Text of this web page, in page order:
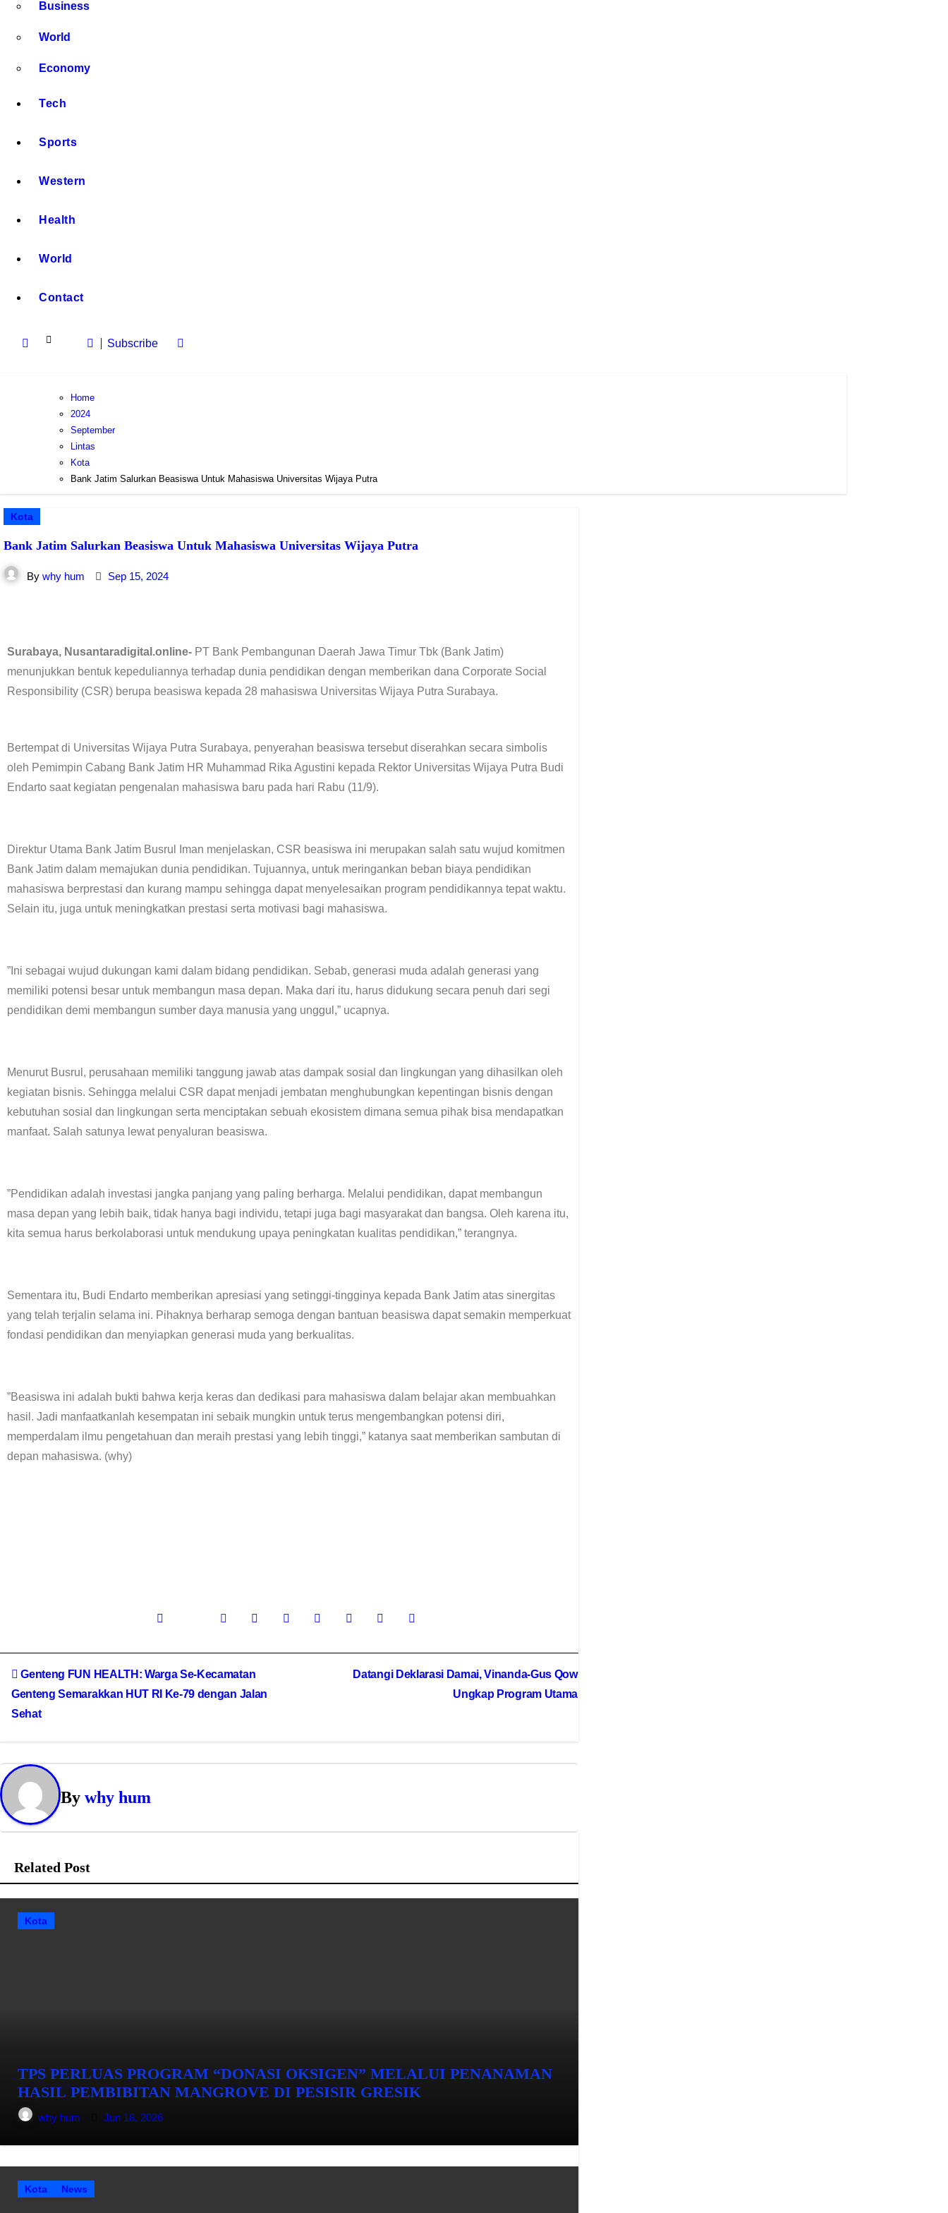
Business
World
Economy
Tech
Sports
Western
Health
World
Contact
Subscribe
Home
2024
September
Lintas
Kota
Bank Jatim Salurkan Beasiswa Untuk Mahasiswa Universitas Wijaya Putra
Kota
Bank Jatim Salurkan Beasiswa Untuk Mahasiswa Universitas Wijaya Putra
By why hum Sep 15, 2024
Surabaya, Nusantaradigital.online- PT Bank Pembangunan Daerah Jawa Timur Tbk (Bank Jatim)
menunjukkan bentuk kepeduliannya terhadap dunia pendidikan dengan memberikan dana Corporate Social
Responsibility (CSR) berupa beasiswa kepada 28 mahasiswa Universitas Wijaya Putra Surabaya.
Bertempat di Universitas Wijaya Putra Surabaya, penyerahan beasiswa tersebut diserahkan secara simbolis
oleh Pemimpin Cabang Bank Jatim HR Muhammad Rika Agustini kepada Rektor Universitas Wijaya Putra Budi
Endarto saat kegiatan pengenalan mahasiswa baru pada hari Rabu (11/9).
Direktur Utama Bank Jatim Busrul Iman menjelaskan, CSR beasiswa ini merupakan salah satu wujud komitmen
Bank Jatim dalam memajukan dunia pendidikan. Tujuannya, untuk meringankan beban biaya pendidikan
mahasiswa berprestasi dan kurang mampu sehingga dapat menyelesaikan program pendidikannya tepat waktu.
Selain itu, juga untuk meningkatkan prestasi serta motivasi bagi mahasiswa.
”Ini sebagai wujud dukungan kami dalam bidang pendidikan. Sebab, generasi muda adalah generasi yang
memiliki potensi besar untuk membangun masa depan. Maka dari itu, harus didukung secara penuh dari segi
pendidikan demi membangun sumber daya manusia yang unggul,” ucapnya.
Menurut Busrul, perusahaan memiliki tanggung jawab atas dampak sosial dan lingkungan yang dihasilkan oleh
kegiatan bisnis. Sehingga melalui CSR dapat menjadi jembatan menghubungkan kepentingan bisnis dengan
kebutuhan sosial dan lingkungan serta menciptakan sebuah ekosistem dimana semua pihak bisa mendapatkan
manfaat. Salah satunya lewat penyaluran beasiswa.
”Pendidikan adalah investasi jangka panjang yang paling berharga. Melalui pendidikan, dapat membangun
masa depan yang lebih baik, tidak hanya bagi individu, tetapi juga bagi masyarakat dan bangsa. Oleh karena itu,
kita semua harus berkolaborasi untuk mendukung upaya peningkatan kualitas pendidikan,” terangnya.
Sementara itu, Budi Endarto memberikan apresiasi yang setinggi-tingginya kepada Bank Jatim atas sinergitas
yang telah terjalin selama ini. Pihaknya berharap semoga dengan bantuan beasiswa dapat semakin memperkuat
fondasi pendidikan dan menyiapkan generasi muda yang berkualitas.
”Beasiswa ini adalah bukti bahwa kerja keras dan dedikasi para mahasiswa dalam belajar akan membuahkan
hasil. Jadi manfaatkanlah kesempatan ini sebaik mungkin untuk terus mengembangkan potensi diri,
memperdalam ilmu pengetahuan dan meraih prestasi yang lebih tinggi,” katanya saat memberikan sambutan di
depan mahasiswa. (why)
Genteng FUN HEALTH: Warga Se-Kecamatan
Genteng Semarakkan HUT RI Ke-79 dengan Jalan
Sehat
Datangi Deklarasi Damai, Vinanda-Gus Qowim
Ungkap Program Utama.
By why hum
Related Post
Kota
TPS PERLUAS PROGRAM “DONASI OKSIGEN” MELALUI PENANAMAN
HASIL PEMBIBITAN MANGROVE DI PESISIR GRESIK
why hum Jun 18, 2026
Kota News